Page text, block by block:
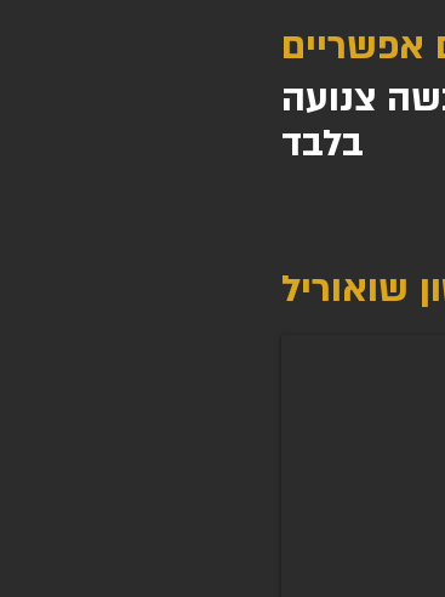
צנועה
בלבד
אפשריים
שואוריל